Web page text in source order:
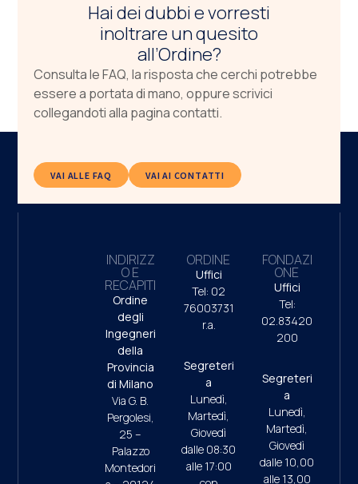
Hai dei dubbi e vorresti
inoltrare un quesito
all’Ordine?
Consulta le FAQ, la risposta che cerchi potrebbe
essere a portata di mano, oppure scrivici
collegandoti alla pagina contatti.
VAI ALLE FAQ VAI AI CONTATTI
INDIRIZZ
O E
RECAPITI
Ordine
degli
Ingegneri
della
Provincia
di Milano
Via G. B.
Pergolesi,
25 –
Palazzo
Montedori
ORDINE
Uffici
Tel: 02
76003731
r.a.
Segreteri
a
Lunedì,
Martedì,
Giovedì
dalle 08:30
alle 17:00
FONDAZI
ONE
Uffici
Tel:
02.83420
200
Segreteri
a
Lunedì,
Martedì,
Giovedì
dalle 10,00
alle 13,00